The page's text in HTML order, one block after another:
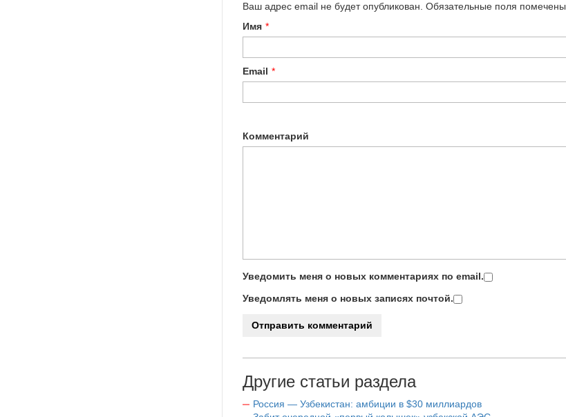
Ваш адрес email не будет опубликован. Обязательные поля помечены
Имя *
Email *
Комментарий
Уведомить меня о новых комментариях по email.
Уведомлять меня о новых записях почтой.
Другие статьи раздела
Россия — Узбекистан: амбиции в $30 миллиардов